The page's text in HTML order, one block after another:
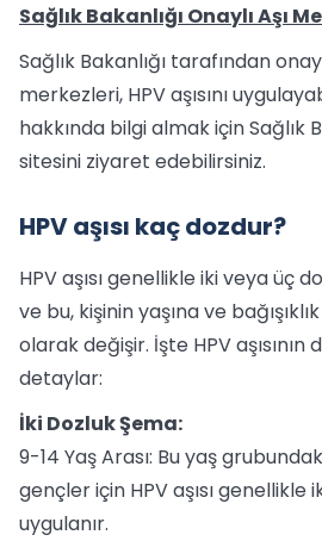
Sağlık Bakanlığı Onaylı Aşı
Sağlık Bakanlığı tarafından
merkezleri, HPV aşısını
hakkında bilgi almak için Sağlık
sitesini ziyaret edebilirsiniz.
HPV aşısı kaç dozdur?
HPV aşısı genellikle iki veya üç
ve bu, kişinin yaşına ve
olarak değişir. İşte HPV aşısının
detaylar:
İki Dozluk Şema:
9-14 Yaş Arası: Bu yaş
gençler için HPV aşısı genellikle
uygulanır.